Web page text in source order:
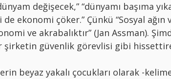
değişecek,” “dünyamı başıma
ekonomi çöker.” Çünkü “Sosyal
ve akrabalıktır” (Jan Assman).
şirketin güvenlik görevlisi gibi
beyaz yakalı çocukları olarak -